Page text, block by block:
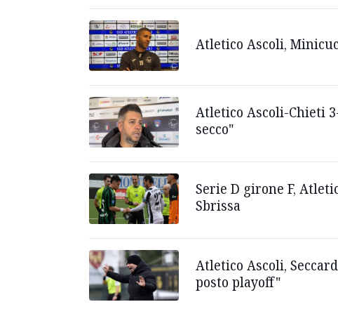
Atletico Ascoli,
Atletico Ascoli-Chieti
secco"
Serie D girone F,
Sbrissa
Atletico Ascoli,
posto playoff"